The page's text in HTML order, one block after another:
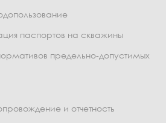
паспортов на скважины
предельно-допустимых
и отчетность